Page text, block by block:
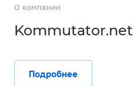
О компании
Kommutator.net
Подробнее